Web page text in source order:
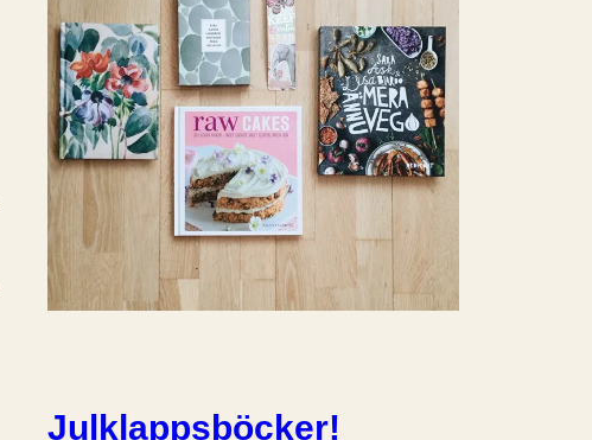
Julklappsböcker!